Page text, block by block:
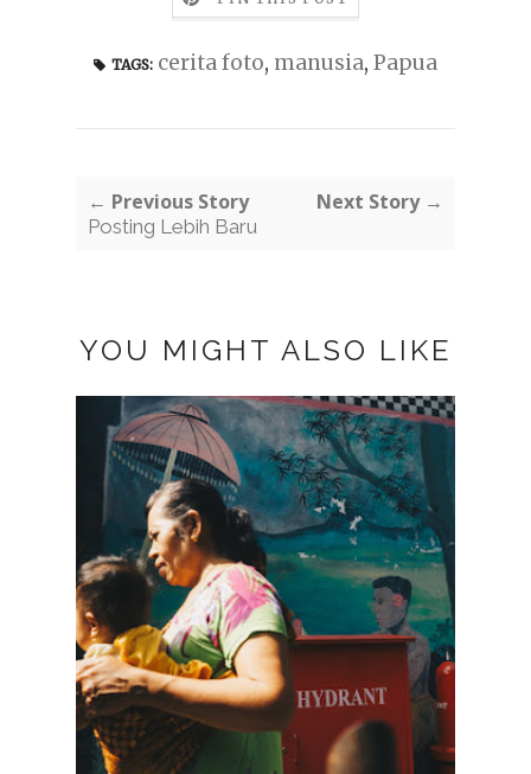
TAGS: cerita foto, manusia, Papua
← Previous Story
Posting Lebih Baru
Next Story →
YOU MIGHT ALSO LIKE